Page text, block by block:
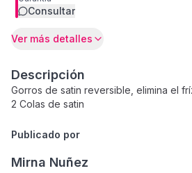
Consultar
Ver más detalles
Descripción
Gorros de satin reversible, elimina el
2 Colas de satin
Publicado por
Mirna Nuñez